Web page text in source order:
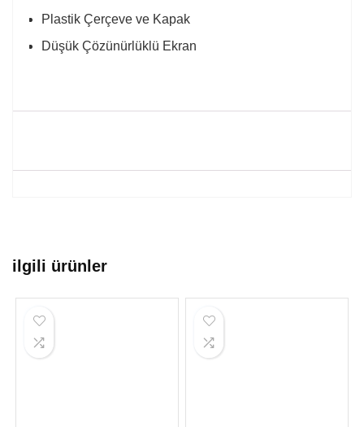
Plastik Çerçeve ve Kapak
Düşük Çözünürlüklü Ekran
ilgili ürünler